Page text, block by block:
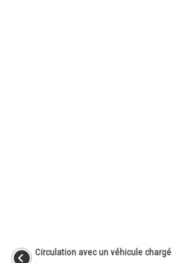
Circulation avec un véhicule chargé